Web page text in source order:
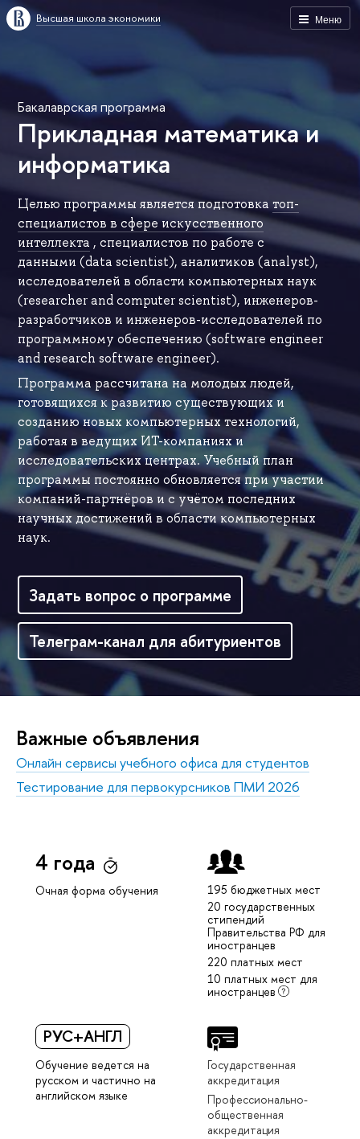
Меню
Высшая школа экономики
Бакалаврская программа
Прикладная математика и
информатика
Целью программы является подготовка топ-
специалистов в сфере искусственного
интеллекта , специалистов по работе с
данными (data scientist), аналитиков (analyst),
исследователей в области компьютерных наук
(researcher and computer scientist), инженеров-
разработчиков и инженеров-исследователей по
программному обеспечению (software engineer
and research software engineer).
Программа рассчитана на молодых людей,
готовящихся к развитию существующих и
созданию новых компьютерных технологий,
работая в ведущих ИТ-компаниях и
исследовательских центрах. Учебный план
программы постоянно обновляется при участии
компаний-партнёров и с учётом последних
научных достижений в области компьютерных
наук.
Задать вопрос о программе
Телеграм-канал для абитуриентов
Важные объявления
Онлайн сервисы учебного офиса для студентов
Тестирование для первокурсников ПМИ 2026
4 года
Очная форма обучения
195 бюджетных мест
20 государственных
стипендий
Правительства РФ для
иностранцев
220 платных мест
10 платных мест для
иностранцев
РУС+АНГЛ
Обучение ведется на
русском и частично на
английском языке
Государственная
аккредитация
Профессионально-
общественная
аккредитация